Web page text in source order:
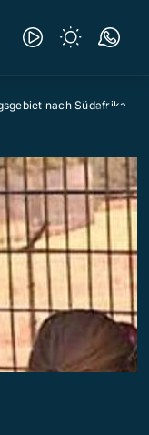
nach Südafrika